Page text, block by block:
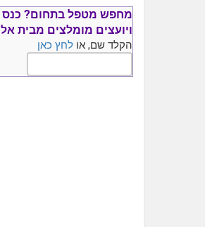
מחפש מטפל בתחום?
ויועצים מומלצים מבית
הקלד שם, או לחץ כאן